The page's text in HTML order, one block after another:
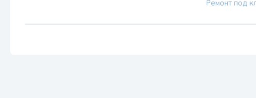
Ремонт под